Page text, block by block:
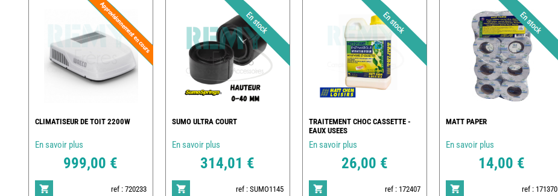
CLIMATISEUR DE TOIT 2200W
En savoir plus
999,00 €
ref : 720233
SUMO ULTRA COURT
En savoir plus
314,01 €
ref : SUMO1145
TRAITEMENT CHOC CASSETTE -
EAUX USEES
En savoir plus
26,00 €
ref : 172407
MATT PAPER
En savoir plus
14,00 €
ref : 171370